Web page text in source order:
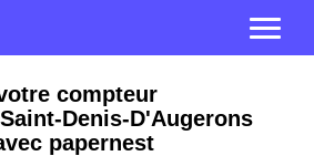
compteur
Denis-D'Augerons
papernest